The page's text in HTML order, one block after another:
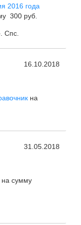
2016 года
300 руб.
Спс.
16.10.2018
на
31.05.2018
на сумму